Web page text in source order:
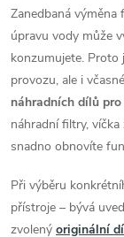
v
l
á
d
a
c
Zanedbaná
úpravu vody může
konzumujete. Proto
provozu, ale i
náhradních dílů
náhradní filtry,
snadno obnovíte
Při výběru
přístroje – bývá
zvolený originální